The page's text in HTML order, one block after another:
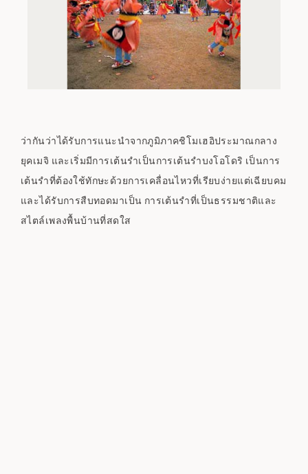
ว่ากันว่าได้รับการแนะนำจากภูมิภาคชิโมเฮอิประมาณกลาง
ยุคเมจิ และเริ่มมีการเต้นรำเป็นการเต้นรำบงโอโดริ เป็นการ
เต้นรำที่ต้องใช้ทักษะด้วยการเคลื่อนไหวที่เรียบง่ายแต่เฉียบคม
และได้รับการสืบทอดมาเป็น การเต้นรำที่เป็นธรรมชาติและ
สไตล์เพลงพื้นบ้านที่สดใส